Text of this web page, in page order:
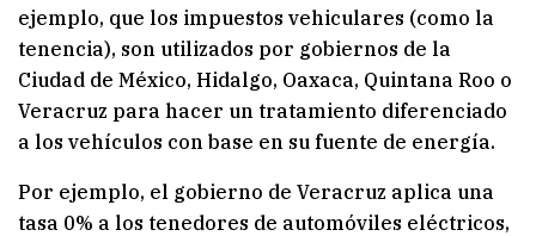
ejemplo, que los impuestos vehiculares (como la
tenencia), son utilizados por gobiernos de la
Ciudad de México, Hidalgo, Oaxaca, Quintana Roo o
Veracruz para hacer un tratamiento diferenciado
a los vehículos con base en su fuente de energía.
Por ejemplo, el gobierno de Veracruz aplica una
tasa 0% a los tenedores de automóviles eléctricos,